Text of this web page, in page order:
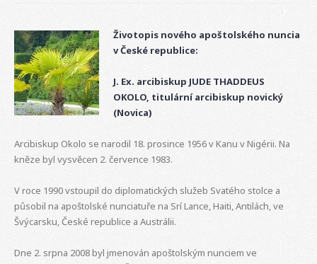
Životopis nového apoštolského nuncia
v České republice:
J. Ex. arcibiskup JUDE THADDEUS
OKOLO, titulární arcibiskup novický
(Novica)
Arcibiskup Okolo se narodil 18. prosince 1956 v Kanu v Nigérii. Na
kněze byl vysvěcen 2. července 1983.
V roce 1990 vstoupil do diplomatických služeb Svatého stolce a
působil na apoštolské nunciatuře na Srí Lance, Haiti, Antilách, ve
Švýcarsku, České republice a Austrálii.
Dne 2. srpna 2008 byl jmenován apoštolským nunciem ve